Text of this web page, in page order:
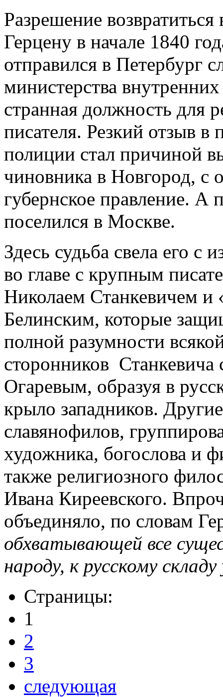
Разрешение
Герцену в начале 1840
отправился в Петербург
министерства
странная должность для
писателя. Резкий отзыв в
полиции стал причиной
чиновника в Новгород, с
губернское правление. А
поселился в Москве.
Здесь судьба свела его с
во главе с крупным
Николаем Станкевичем
Белинским, которые
полной разумности
сторонников Станкевича
Огаревым, образуя в
крыло западников.
славянофилов,
художника, богослова и
также религиозного
Ивана Киреевского.
объединяло, по словам
обхватывающей все
народу, к русскому
Страницы:
1
2
3
следующая